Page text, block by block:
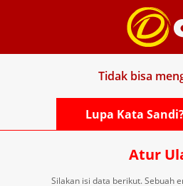
Tidak bisa
Lupa Kata
Atur
Silakan isi data berikut. Sebuah